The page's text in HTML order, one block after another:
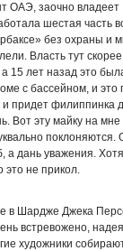
ОАЭ, заочно владеет
шестая часть
без охраны и
Власть тут
15 лет назад это
с бассейном, и это
придет филиппинка
Вот эту майку на мне
поклоняются.
а дань уважения.
это не прикол.
в Шардже Джека
встревожено,
художники